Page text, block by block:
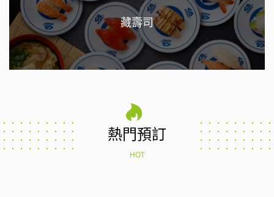
藏壽司
熱門預訂
HOT